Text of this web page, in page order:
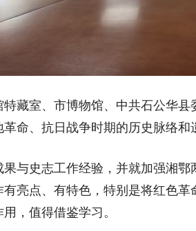
室、市博物馆、中共石公华县
命、抗日战争时期的历史脉络和
史志工作经验，并就加强湘鄂
亮点、有特色，特别是将红色
，值得借鉴学习。